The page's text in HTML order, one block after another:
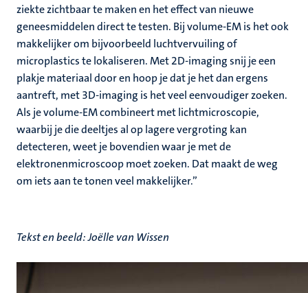
ziekte zichtbaar te maken en het effect van nieuwe
geneesmiddelen direct te testen. Bij volume-EM is het ook
makkelijker om bijvoorbeeld luchtvervuiling of
microplastics te lokaliseren. Met 2D-imaging snij je een
plakje materiaal door en hoop je dat je het dan ergens
aantreft, met 3D-imaging is het veel eenvoudiger zoeken.
Als je volume-EM combineert met lichtmicroscopie,
waarbij je die deeltjes al op lagere vergroting kan
detecteren, weet je bovendien waar je met de
elektronenmicroscoop moet zoeken. Dat maakt de weg
om iets aan te tonen veel makkelijker.”
Tekst en beeld: Joëlle van Wissen